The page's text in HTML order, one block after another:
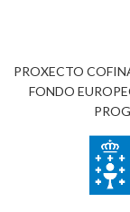
PROXECTO
FONDO